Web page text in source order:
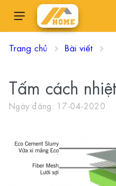
Trang chủ Bài viết
Tấm cách
Ngày đăng: 17-04-2020